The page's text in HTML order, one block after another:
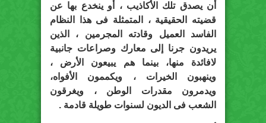
أن يصدق تلك الأكاذيب ، أو ينخدع بها عن
قضيته الحقيقية ، المتمثلة فى هذا النظام
الفاسد العميل وقادته المجرمين ، الذين
يريدون جرنا إلى معارك وصراعات جانبية
لافائدة منها، بينما هم يبيعون الأرض ،
وينهبون الخيرات ، ويكممون الأفواه،
ويدمرون مقدرات الوطن ، ويغرقون
الشعب فى الديون لسنوات طويلة قادمة .